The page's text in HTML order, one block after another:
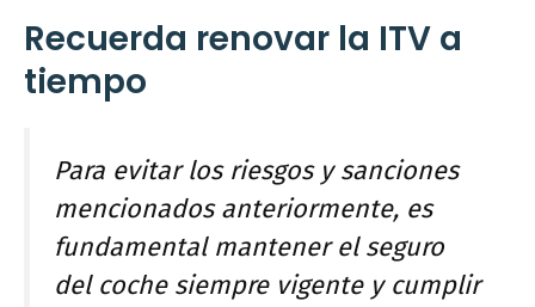
Recuerda renovar la ITV a
tiempo
Para evitar los riesgos y sanciones
mencionados anteriormente, es
fundamental mantener el seguro
del coche siempre vigente y cumplir